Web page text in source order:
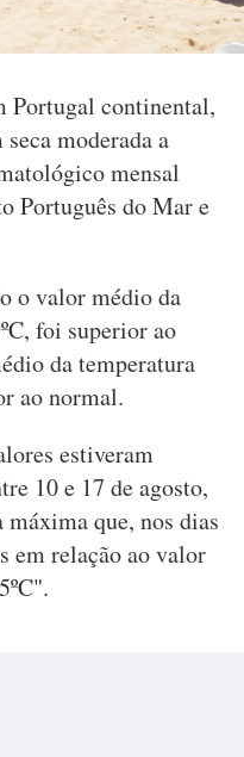
Portugal continental,
moderada a
mensal
Português do Mar e
o valor médio da
foi superior ao
da temperatura
ao normal.
estiveram
10 e 17 de agosto,
que, nos dias
em relação ao valor